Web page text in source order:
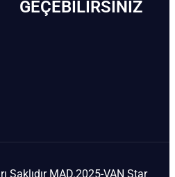
GEÇEBILIRSINIZ
Saklıdır MAD.2025-VAN Star